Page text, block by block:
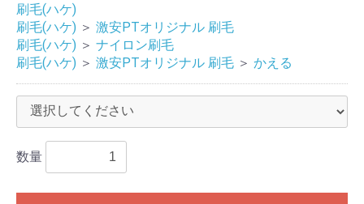
刷毛(ハケ)
刷毛(ハケ) ＞ 激安PTオリジナル 刷毛
刷毛(ハケ) ＞ ナイロン刷毛
刷毛(ハケ) ＞ 激安PTオリジナル 刷毛 ＞ かえる
数量